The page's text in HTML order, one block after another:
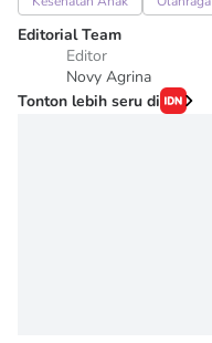
Editorial Team
Editor
Novy Agrina
Tonton lebih seru di